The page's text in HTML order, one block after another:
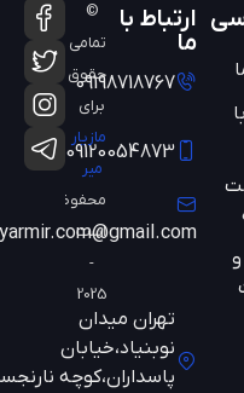
ارتباط با
09198718767
09120054873
mazyarmir.com@gmail.com
تهران میدان
نوبنیاد،خیابان
پاسداران،کوچه نارنجستان
©
تمامی
حقوق
مازیار
محفوظ
است